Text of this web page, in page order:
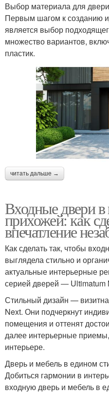
Выбор материала для двери
Первым шагом к созданию
является выбор
множество вариантов,
пластик.
читать дальше →
Входные двери в
прихожей: как
впечатление
Как сделать так, чтобы
выглядела стильно и
актуальные интерьерные
серией дверей ― Ultimatum
Стильный дизайн —
Next. Они подчеркнут
помещения и оттенят
далее интерьерные
интерьере.
Дверь и мебель в едином
Добиться гармонии в
входную дверь и мебель в